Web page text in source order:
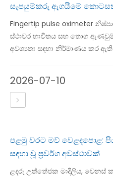
සැපයුම්කරු ඇගයීමේ
Fingertip pulse oximeter
ස්ථාවර භාවිතය සහ තොග
අවශ්‍යතා සඳහා නිර්මාණය කර ඇති
2026-07-10
පළමු වරට මව් වෙළඳපොළ:
සඳහා වූ ප්‍රවර්ග අවස්ථාවක්
ළදරු උත්තේජක මාදිලිය, වෙනස්